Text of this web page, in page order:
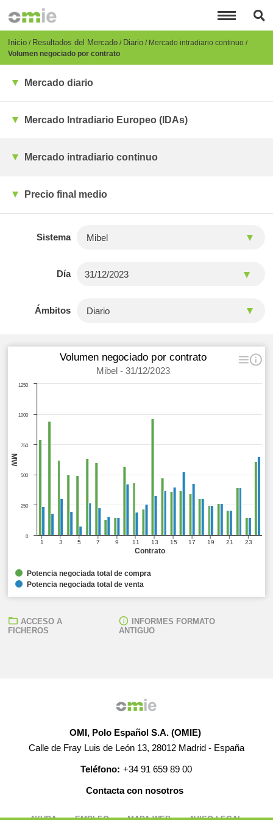
principal
Breadcrumb
Inicio Resultados del Mercado Diario Mercado intradiario continuo
Volumen negociado por contrato
Mercado diario
Mercado Intradiario Europeo (IDAs)
Mercado intradiario continuo
Precio final medio
Sistema
Día
Ámbitos
Contrato
MW
Volumen negociado por contrato
Mibel - 31/12/2023
1 3 5 7 9 11 13 15 17 19 21 23
0
250
500
750
1000
1250
Potencia negociada total de compra
Potencia negociada total de venta
ACCESO A
FICHEROS
INFORMES FORMATO
ANTIGUO
OMI, Polo Español S.A. (OMIE)
Calle de Fray Luis de León 13, 28012 Madrid - España
Teléfono: +34 91 659 89 00
Contacta con nosotros